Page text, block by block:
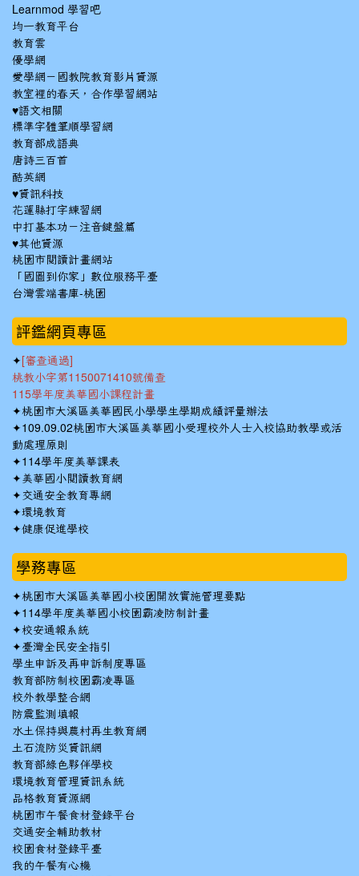
Learnmod 學習吧
均一教育平台
教育雲
優學網
愛學網－國教院教育影片資源
教室裡的春天，合作學習網站
♥語文相關
標準字體筆順學習網
教育部成語典
唐詩三百首
酷英網
♥資訊科技
花蓮縣打字練習網
中打基本功－注音鍵盤篇
♥其他資源
桃園市閱讀計畫網站
「國圖到你家」數位服務平臺
台灣雲端書庫-桃園
::: 評鑑網頁專區
✦ [審查通過]
桃教小字第1150071410號備查
115學年度美華國小課程計畫
✦桃園市大溪區美華國民小學學生學期成績評量辦法
✦109.09.02桃園市大溪區美華國小受理校外人士入校協助教學或活
動處理原則
✦114學年度美華課表
✦美華國小閱讀教育網
✦ 交通安全教育專網
✦環境教育
✦健康促進學校
學務專區
✦桃園市大溪區美華國小校園開放實施管理要點
✦114學年度美華國小校園霸凌防制計畫
✦校安通報系統
✦臺灣全民安全指引
學生申訴及再申訴制度專區
教育部防制校園霸凌專區
校外教學整合網
防震監測填報
水土保持與農村再生教育網
土石流防災資訊網
教育部綠色夥伴學校
環境教育管理資訊系統
品格教育資源網
桃園市午餐食材登錄平台
交通安全輔助教材
校園食材登錄平臺
我的午餐有心機